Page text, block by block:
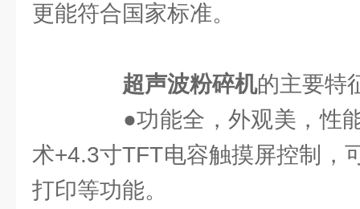
更能符合国家标准。
超声波粉碎机的主要特
●功能全，外观美，性能
术+4.3寸TFT电容触摸屏控制，
打印等功能。